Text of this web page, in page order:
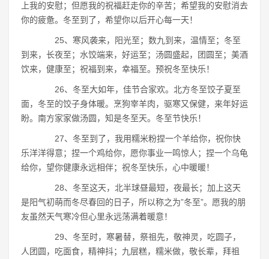
上我的安慰；但愿我的祝福赶走你的辛苦；希望我的安慰消去
你的疲惫。冬至到了，希望你以后开心每一天！
25、寒风袭来，阳光至；数九到来，温情至；冬至
到来，长夜至；水饺端来，好运至；汤圆盛起，团圆至；美酒
饮来，健康至；祝福到来，幸福至。预祝冬至快乐！
26、冬至大如年，佳节合家欢。北方冬至饺子夏至
面，冬至的饺子身体暖。烹狗宰羊肉，驱寒又保健，来年好运
盼。南方家家做汤圆，知是冬至天。冬至节快乐！
27、冬至到了，我用糯米粉捏一个羊给你，祝你快
乐洋洋得意；捏一个鸡给你，愿你事业一鸣惊人；捏一个乌龟
给你，望你健康永远相伴；祝冬至快乐，心中暖暖！
28、冬至这天，北半球昼最短，夜最长；加上这天
是阳气初萌而冬尽春回的日子，所以称之为”冬至”。愿我的朋
友虽然天气寒冷但心里永远荡满着暖意！
29、冬至时，寒暑替，祭祖先，敬神灵，吃圆子，
人团圆，吃面食，精神抖；九层糕，糯米做，敬长辈，拜祖